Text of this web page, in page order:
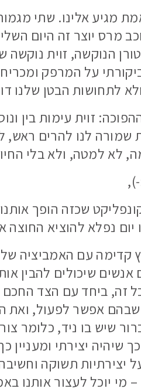
מגיע אלינו. שתי
מרס יוצר זה היום
הנוקשה, זוית
על המרפק
לתחושות הבטן שלנו
זוית עימות בין
שמורה לנו להרים
לא למטה, ולא בלי
),
שכזה הופך
יום נפלא להוציא
עם האמביציה
שיכולים להבין
זה, ביחד עם הצד החכם
שבהם אפשר לפעול, ואת
שיש בו ניד, כלומר
כך שיהיה יצירתי
יצירתיות תשוקה
מי יוכל לעצור אותנו